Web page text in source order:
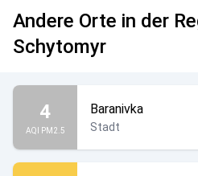
Andere Orte in der
Schytomyr
4
AQI PM2.5
Baranivka
Stadt